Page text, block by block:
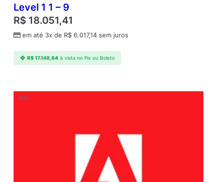
Level 1 1 – 9
R$ 18.051,41
em até 3x de R$ 6.017,14 sem juros
R$17.148,84 à vista no Pix ou Boleto